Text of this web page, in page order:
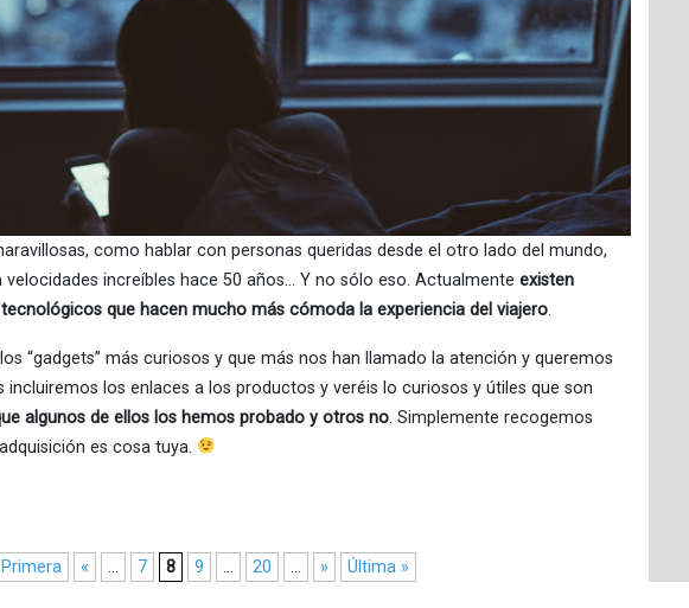
como hablar con personas queridas desde el otro lado del mundo,
increíbles hace 50 años… Y no sólo eso. Actualmente existen
que hacen mucho más cómoda la experiencia del viajero.
“gadgets” más curiosos y que más nos han llamado la atención y queremos
los enlaces a los productos y veréis lo curiosos y útiles que son
algunos de ellos los hemos probado y otros no. Simplemente recogemos
es cosa tuya.
« ... 7 8 9 ... 20 ... » Última »